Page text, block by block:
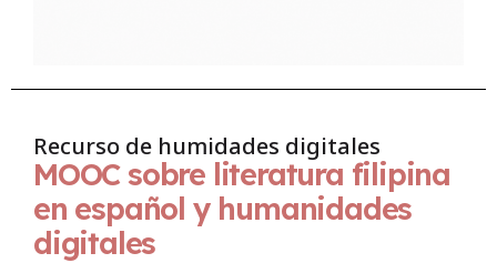
Recurso de humidades digitales
MOOC sobre literatura filipina
en español y humanidades
digitales